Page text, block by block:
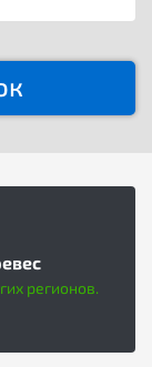
регионов.